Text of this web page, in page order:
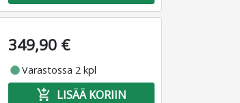
349,90 €
fiber_manual_recordVarastossa 2 kpl
add_shopping_cart LISÄÄ KORIIN